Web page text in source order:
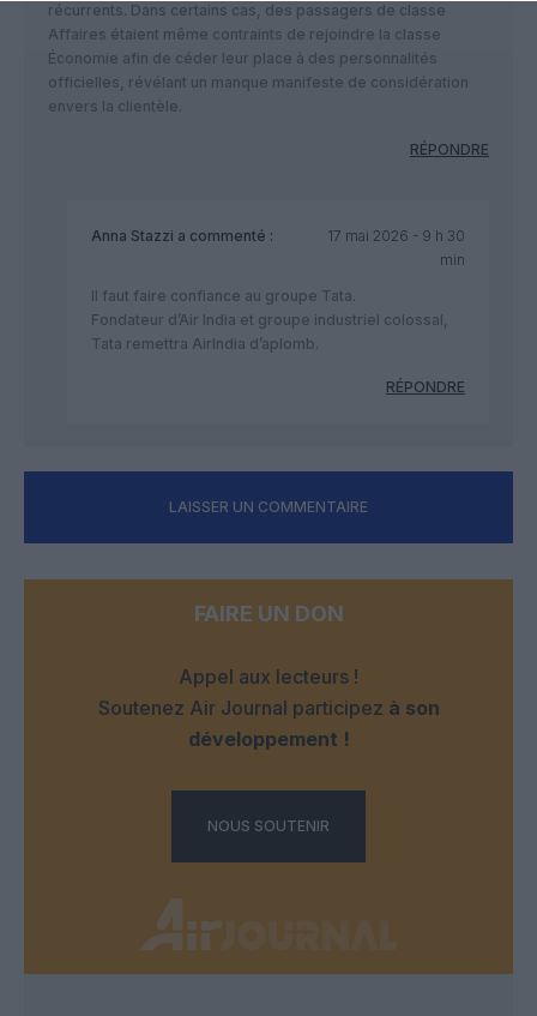
récurrents. Dans certains cas, des passagers de classe
Affaires étaient même contraints de rejoindre la classe
Économie afin de céder leur place à des personnalités
officielles, révélant un manque manifeste de considération
envers la clientèle.
RÉPONDRE
Anna Stazzi a commenté :
17 mai 2026 - 9 h 30
min
Il faut faire confiance au groupe Tata.
Fondateur d’Air India et groupe industriel colossal,
Tata remettra AirIndia d’aplomb.
RÉPONDRE
LAISSER UN COMMENTAIRE
FAIRE UN DON
Appel aux lecteurs !
Soutenez Air Journal participez à son
développement !
NOUS SOUTENIR